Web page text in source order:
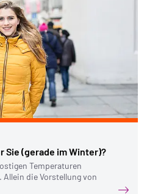
Sie (gerade im Winter)?
Temperaturen
Allein die Vorstellung von